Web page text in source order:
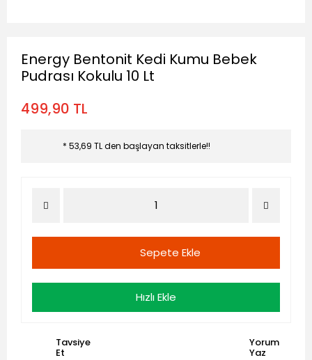
Energy Bentonit Kedi Kumu Bebek
Pudrası Kokulu 10 Lt
499,90 TL
* 53,69 TL den başlayan taksitlerle!!
Sepete Ekle
Hızlı Ekle
Tavsiye
Et
Yorum
Yaz